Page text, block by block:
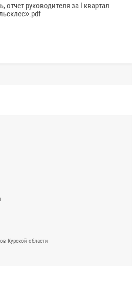
отчет руководителя за I квартал
Курской области